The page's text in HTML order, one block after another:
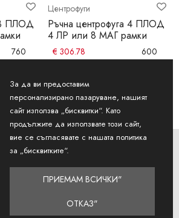
3 ПЛОД
760
Лева
Центрофуги
Ръчна центрофуга 4 ПЛОД
4 ЛР или 8 МАГ рамки
€ 306.78
600
Лева
РАБОТНО ВРЕМЕ
12:30PM и 13:00РМ - 18:00РМ
За да ви предоставим
персонализирано пазаруване, нашият
сайт използва „бисквитки“. Като
продължите да използвате този сайт,
вие се съгласявате с нашата политика
за „бисквитките“.
ПРИЕМАМ ВСИЧКИ"
ОТКАЗ"